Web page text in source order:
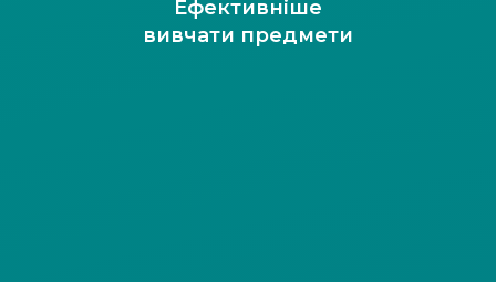
Ефективніше
вивчати предмети